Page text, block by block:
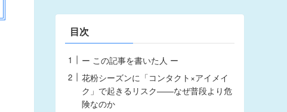
目次
ー この記事を書いた人 ー
花粉シーズンに「コンタクト×アイメイ
ク」で起きるリスク——なぜ普段より危
険なのか